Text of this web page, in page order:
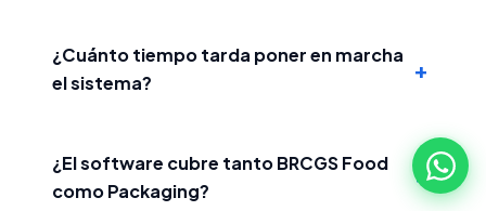
¿Cuánto tiempo tarda poner en marcha
el sistema?
+
¿El software cubre tanto BRCGS Food
como Packaging?
+